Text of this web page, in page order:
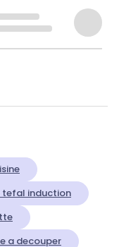
tefal induction
a decouper